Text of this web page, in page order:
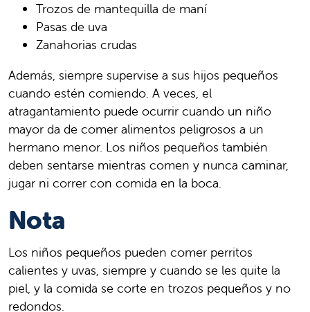
Trozos de mantequilla de maní
Pasas de uva
Zanahorias crudas
Además, siempre supervise a sus hijos pequeños
cuando estén comiendo. A veces, el
atragantamiento puede ocurrir cuando un niño
mayor da de comer alimentos peligrosos a un
hermano menor. Los niños pequeños también
deben sentarse mientras comen y nunca caminar,
jugar ni correr con comida en la boca.
Nota
Los niños pequeños pueden comer perritos
calientes y uvas, siempre y cuando se les quite la
piel, y la comida se corte en trozos pequeños y no
redondos.